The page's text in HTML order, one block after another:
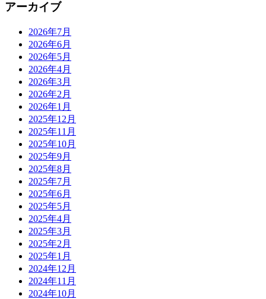
アーカイブ
2026年7月
2026年6月
2026年5月
2026年4月
2026年3月
2026年2月
2026年1月
2025年12月
2025年11月
2025年10月
2025年9月
2025年8月
2025年7月
2025年6月
2025年5月
2025年4月
2025年3月
2025年2月
2025年1月
2024年12月
2024年11月
2024年10月